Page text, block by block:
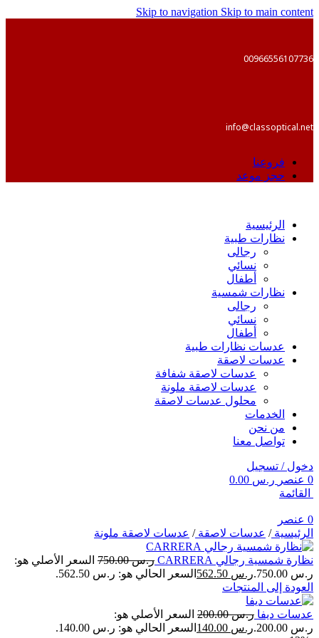
Skip to navigation Skip to main content
00966556107736
info@classoptical.net
فروعنا
حجز موعد
الرئيسية
نظارات طبية
رجالى
نسائي
أطفال
نظارات شمسية
رجالى
نسائي
أطفال
عدسات نظارات طبية
عدسات لاصقة
عدسات لاصقة شفافة
عدسات لاصقة ملونة
محلول عدسات لاصقة
الخدمات
من نحن
تواصل معنا
دخول / تسجيل
0 عنصر ر.س
القائمة
0 عنصر
الرئيسية/ عدسات لاصقة/ عدسات لاصقة ملونة
نظارة شمسية رجالي CARRERA ر.س750.00
السعر الأصلي هو:
ر.س 750.00.
ر.س
السعر الحالي هو: ر.س 562.50.
العودة إلى المنتجات
عدسات ديفا ر.س200.00
السعر الأصلي هو:
ر.س 200.00.
ر.س
السعر الحالي هو: ر.س 140.00.